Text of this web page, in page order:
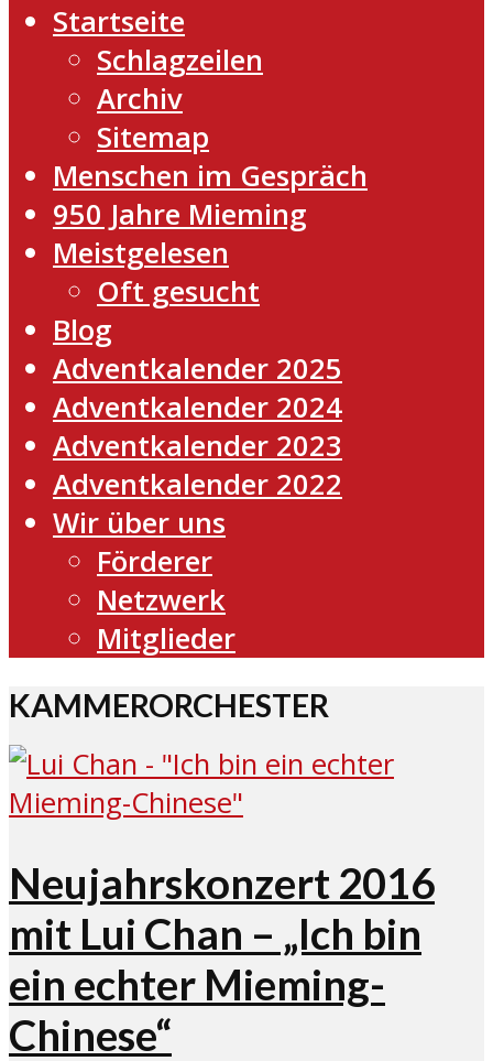
Startseite
Schlagzeilen
Archiv
Sitemap
Menschen im Gespräch
950 Jahre Mieming
Meistgelesen
Oft gesucht
Blog
Adventkalender 2025
Adventkalender 2024
Adventkalender 2023
Adventkalender 2022
Wir über uns
Förderer
Netzwerk
Mitglieder
KAMMERORCHESTER
Neujahrskonzert 2016
mit Lui Chan – „Ich bin
ein echter Mieming-
Chinese“